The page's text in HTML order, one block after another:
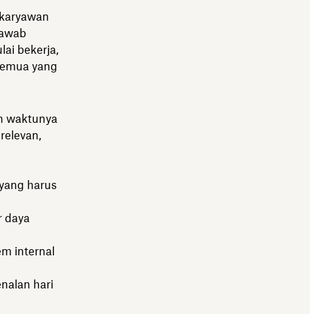
bekerja,
yang
waktunya
harus
daya
internal
hari